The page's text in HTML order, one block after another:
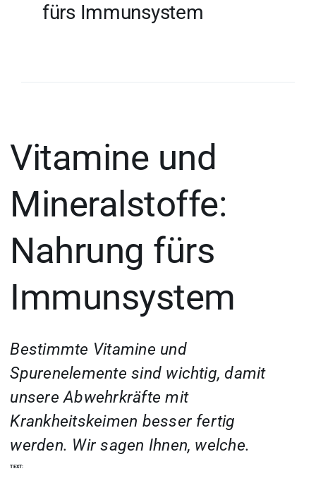
fürs Immunsystem
Vitamine und
Mineralstoffe:
Nahrung fürs
Immunsystem
Bestimmte Vitamine und
Spurenelemente sind wichtig, damit
unsere Abwehrkräfte mit
Krankheitskeimen besser fertig
werden. Wir sagen Ihnen, welche.
TEXT: